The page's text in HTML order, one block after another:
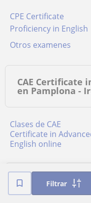
Filtrar
CPE Certificate
Proficiency in English
Otros examenes
CAE Certificate
en Pamplona -
Clases de CAE
Certificate in
English online
Poblaciones
Iruña